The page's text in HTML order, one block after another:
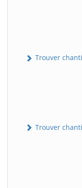
Trouver
Trouver